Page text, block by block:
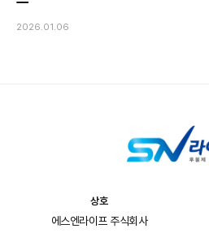
2026.01.06
상호
에스엔라이프 주식회사